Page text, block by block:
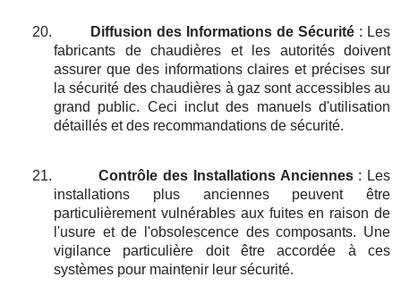
20. Diffusion des Informations de Sécurité: Les
fabricants de chaudières et les autorités doivent
assurer que des informations claires et précises sur
la sécurité des chaudières à gaz sont accessibles au
grand public. Ceci inclut des manuels d'utilisation
détaillés et des recommandations de sécurité.
21. Contrôle des Installations Anciennes: Les
installations plus anciennes peuvent être
particulièrement vulnérables aux fuites en raison de
l'usure et de l'obsolescence des composants. Une
vigilance particulière doit être accordée à ces
systèmes pour maintenir leur sécurité.